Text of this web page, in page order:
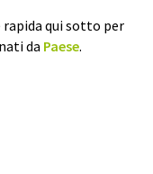
rapida qui sotto per
da Paese.